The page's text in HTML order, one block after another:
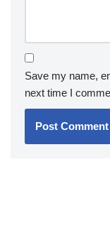
Save my name,
next time I